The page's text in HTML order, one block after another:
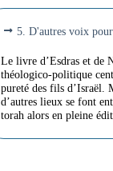
5. D'autres voix
Le livre d’Esdras et de
théologico-politique
pureté des fils d’Israël.
d’autres lieux se font
torah alors en pleine